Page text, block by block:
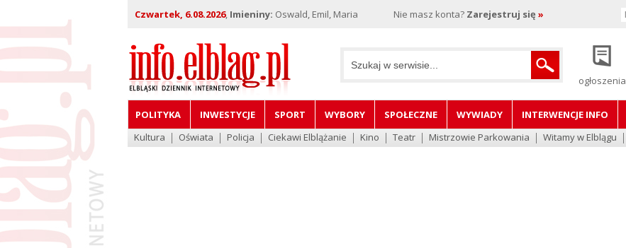
Czwartek, 6.08.2026, Imieniny: Oswald, Emil, Maria Nie masz konta? Zarejestruj się »
ogłoszenia
POLITYKA INWESTYCJE SPORT WYBORY SPOŁECZNE WYWIADY INTERWENCJE INFO
Kultura
Oświata Policja Ciekawi Elblążanie Kino Teatr Mistrzowie Parkowania Witamy w Elblągu